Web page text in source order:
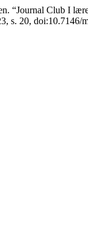
“Journal Club I
s. 20, doi:10.7146/